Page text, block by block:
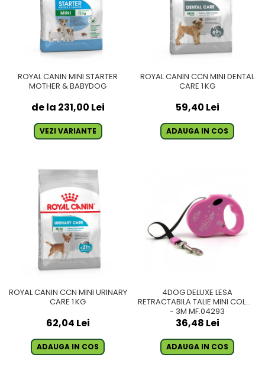
ROYAL CANIN MINI STARTER
MOTHER & BABYDOG
de la 231,00 Lei
VEZI VARIANTE
ROYAL CANIN CCN MINI DENTAL
CARE 1 KG
59,40 Lei
ADAUGA IN COS
ROYAL CANIN CCN MINI URINARY
CARE 1 KG
62,04 Lei
ADAUGA IN COS
4DOG DELUXE LESA
RETRACTABILA TALIE MINI COLOR
- 3M MF.04293
36,48 Lei
ADAUGA IN COS